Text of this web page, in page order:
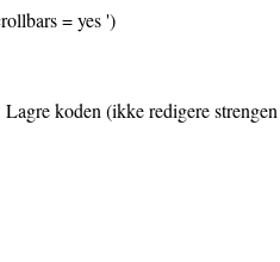
= yes ')
Lagre koden (ikke redigere